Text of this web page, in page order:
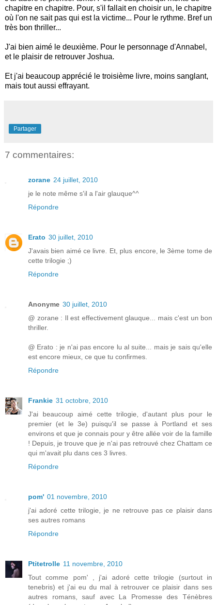
chapitre en chapitre. Pour, s'il fallait en choisir un, le chapitre
où l'on ne sait pas qui est la victime... Pour le rythme. Bref un
très bon thriller...
J'ai bien aimé le deuxième. Pour le personnage d'Annabel,
et le plaisir de retrouver Joshua.
Et j'ai beaucoup apprécié le troisième livre, moins sanglant,
mais tout aussi effrayant.
Partager
7 commentaires:
zorane 24 juillet, 2010
je le note même s'il a l'air glauque^^
Répondre
Erato 30 juillet, 2010
J'avais bien aimé ce livre. Et, plus encore, le 3ème tome de
cette trilogie ;)
Répondre
Anonyme 30 juillet, 2010
@ zorane : Il est effectivement glauque... mais c'est un bon
thriller.
@ Erato : je n'ai pas encore lu al suite... mais je sais qu'elle
est encore mieux, ce que tu confirmes.
Répondre
Frankie 31 octobre, 2010
J'ai beaucoup aimé cette trilogie, d'autant plus pour le
premier (et le 3e) puisqu'il se passe à Portland et ses
environs et que je connais pour y être allée voir de la famille
! Depuis, je trouve que je n'ai pas retrouvé chez Chattam ce
qui m'avait plu dans ces 3 livres.
Répondre
pom' 01 novembre, 2010
j'ai adoré cette trilogie, je ne retrouve pas ce plaisir dans
ses autres romans
Répondre
Ptitetrolle 11 novembre, 2010
Tout comme pom' , j'ai adoré cette trilogie (surtout in
tenebris) et j'ai eu du mal à retrouver ce plaisir dans ses
autres romans, sauf avec La Promesse des Ténèbres